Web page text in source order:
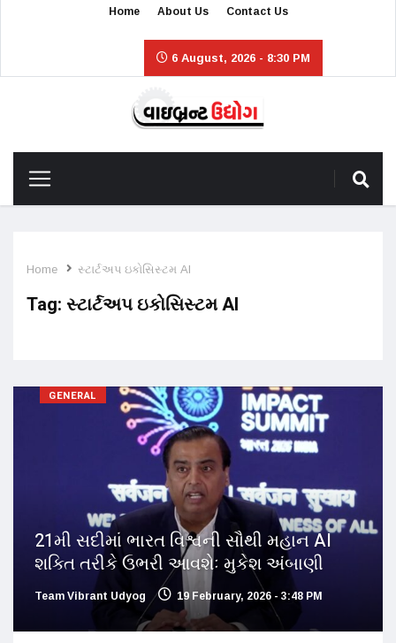
Home About Us Contact Us
6 August, 2026 - 8:30 PM
Home સ્ટાર્ટઅપ ઇકોસિસ્ટમ AI
Tag: સ્ટાર્ટઅપ ઇકોસિસ્ટમ AI
GENERAL
21મી સદીમાં ભારત વિશ્વની સૌથી મહાન AI
શક્તિ તરીકે ઉભરી આવશેઃ મુકેશ અંબાણી
Team Vibrant Udyog 19 February, 2026 - 3:48 PM